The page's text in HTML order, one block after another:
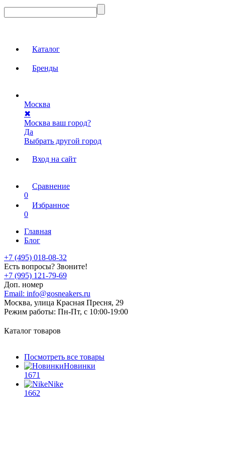
Каталог
Бренды
Москва
✖
Москва ваш город?
Да
Выбрать другой город
Вход на сайт
Сравнение
0
Избранное
0
Главная
Блог
+7 (495) 018-08-32
Есть вопросы? Звоните!
+7 (995) 121-79-69
Доп. номер
Email: info@gosneakers.ru
Москва, улица Красная Пресня, 29
Режим работы: Пн-Пт, с 10:00-19:00
Каталог товаров
Посмотреть все товары
Новинки
1671
Nike
1662